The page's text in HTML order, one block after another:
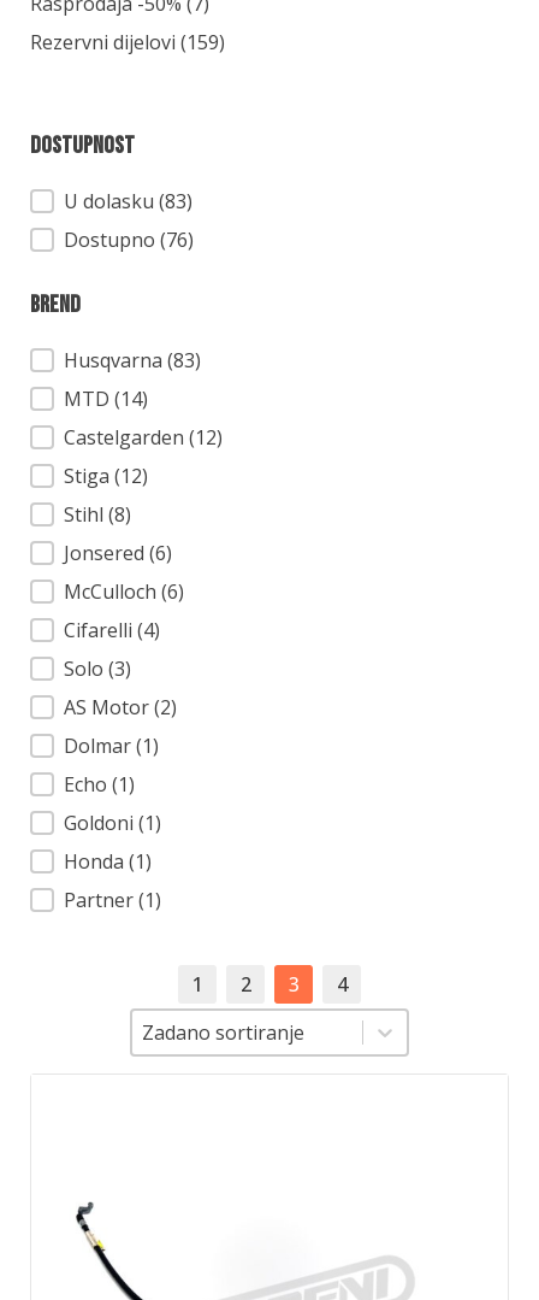
Rezervni dijelovi (159)
Dostupnost
Dostupnost
U dolasku (83)
Dostupno (76)
Brend
BrendHusqvarna (83)
MTD (14)
Castelgarden (12)
Stiga (12)
Stihl (8)
Jonsered (6)
McCulloch (6)
Cifarelli (4)
Solo (3)
AS Motor(2)
Dolmar(1)
Echo (1)
Goldoni (1)
Honda (1)
Partner(1)
1 2 3
4
Sortiranje
Zadano sortiranje
Sortiranje